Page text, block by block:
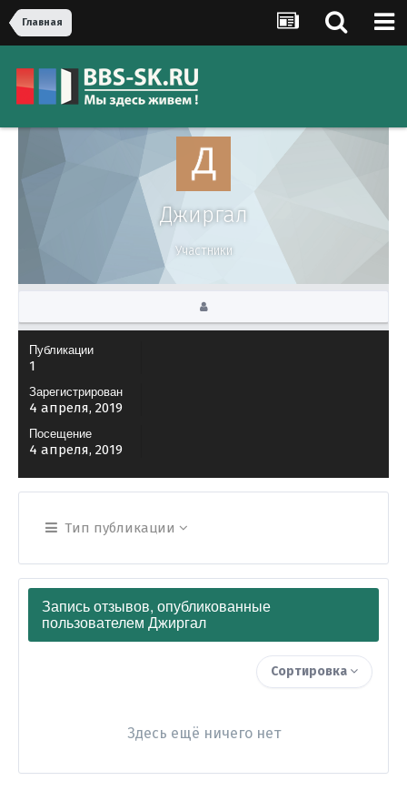
Главная
Джиргал
Участники
Публикации
1
Зарегистрирован
4 апреля, 2019
Посещение
4 апреля, 2019
Тип публикации
Запись отзывов, опубликованные
пользователем Джиргал
Сортировка
Здесь ещё ничего нет